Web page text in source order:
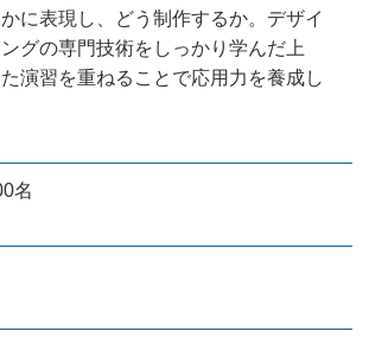
に表現し、どう制作するか。デザイ
グの専門技術をしっかり学んだ上
演習を重ねることで応用力を養成し
名